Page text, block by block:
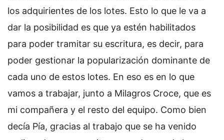
los adquirientes de los lotes. Esto lo que le va a
dar la posibilidad es que ya estén habilitados
para poder tramitar su escritura, es decir, para
poder gestionar la popularización dominante de
cada uno de estos lotes. En eso es en lo que
vamos a trabajar, junto a Milagros Croce, que es
mi compañera y el resto del equipo. Como bien
decía Pía, gracias al trabajo que se ha venido